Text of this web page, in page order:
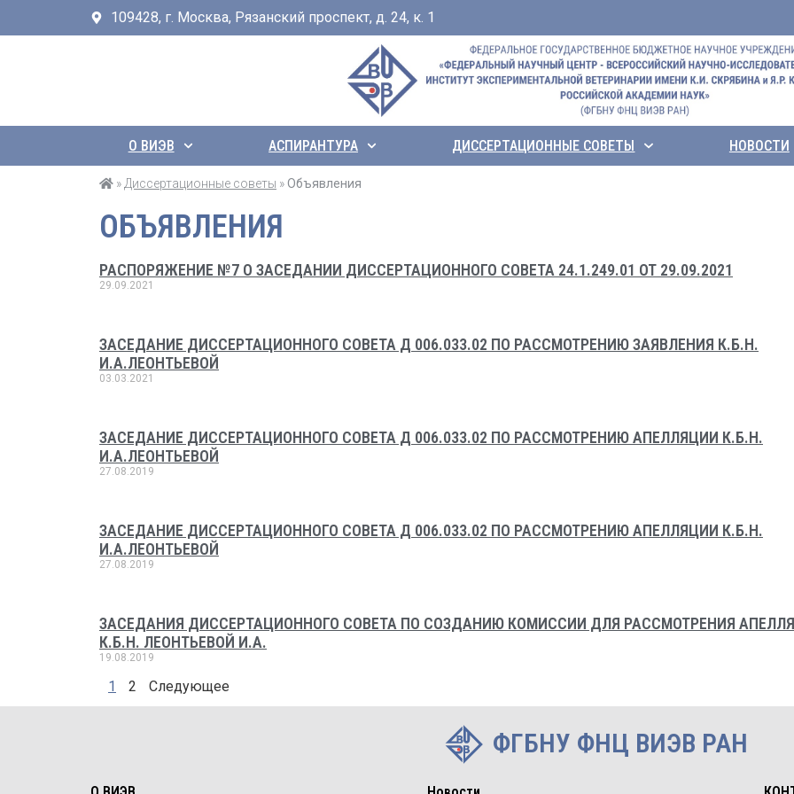
109428, г. Москва, Рязанский проспект, д. 24, к. 1
О ВИЭВ АСПИРАНТУРА ДИССЕРТАЦИОННЫЕ СОВЕТЫ НОВОСТИ
» Диссертационные советы »Объявления
ОБЪЯВЛЕНИЯ
РАСПОРЯЖЕНИЕ №7 О ЗАСЕДАНИИ ДИССЕРТАЦИОННОГО СОВЕТА 24.1.249.01 ОТ 29.09.2021
29.09.2021
ЗАСЕДАНИЕ ДИССЕРТАЦИОННОГО СОВЕТА Д 006.033.02 ПО РАССМОТРЕНИЮ ЗАЯВЛЕНИЯ К.Б.Н.
И.А.ЛЕОНТЬЕВОЙ
03.03.2021
ЗАСЕДАНИЕ ДИССЕРТАЦИОННОГО СОВЕТА Д 006.033.02 ПО РАССМОТРЕНИЮ АПЕЛЛЯЦИИ К.Б.Н.
И.А.ЛЕОНТЬЕВОЙ
27.08.2019
ЗАСЕДАНИЕ ДИССЕРТАЦИОННОГО СОВЕТА Д 006.033.02 ПО РАССМОТРЕНИЮ АПЕЛЛЯЦИИ К.Б.Н.
И.А.ЛЕОНТЬЕВОЙ
27.08.2019
ЗАСЕДАНИЯ ДИССЕРТАЦИОННОГО СОВЕТА ПО СОЗДАНИЮ КОМИССИИ ДЛЯ РАССМОТРЕНИЯ
К.Б.Н. ЛЕОНТЬЕВОЙ И.А.
19.08.2019
1 2 Следующее
ФГБНУ ФНЦ ВИЭВ РАН